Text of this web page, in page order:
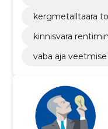
kergmetalltaara
kinnisvara
vaba aja